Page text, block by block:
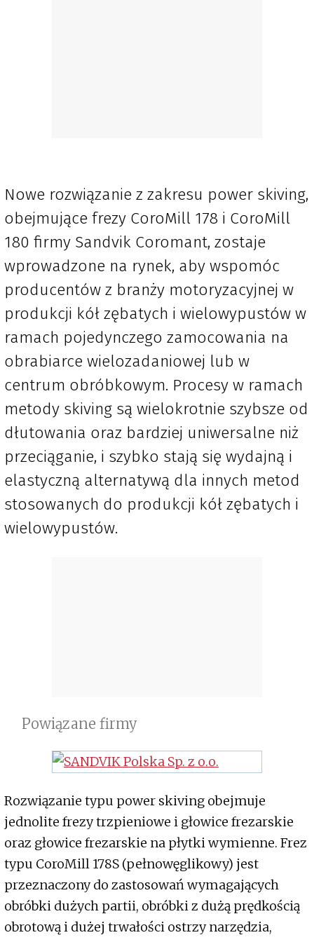
Nowe rozwiązanie z zakresu power skiving,
obejmujące frezy CoroMill 178 i CoroMill
180 firmy Sandvik Coromant, zostaje
wprowadzone na rynek, aby wspomóc
producentów z branży motoryzacyjnej w
produkcji kół zębatych i wielowypustów w
ramach pojedynczego zamocowania na
obrabiarce wielozadaniowej lub w
centrum obróbkowym. Procesy w ramach
metody skiving są wielokrotnie szybsze od
dłutowania oraz bardziej uniwersalne niż
przeciąganie, i szybko stają się wydajną i
elastyczną alternatywą dla innych metod
stosowanych do produkcji kół zębatych i
wielowypustów.
Powiązane firmy
Rozwiązanie typu power skiving obejmuje
jednolite frezy trzpieniowe i głowice frezarskie
oraz głowice frezarskie na płytki wymienne. Frez
typu CoroMill 178S (pełnowęglikowy) jest
przeznaczony do zastosowań wymagających
obróbki dużych partii, obróbki z dużą prędkością
obrotową i dużej trwałości ostrzy narzędzia,